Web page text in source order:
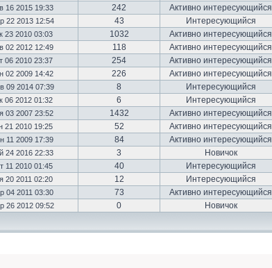
16 2015 19:33 242 Активно интересующийся
22 2013 12:54 43 Интересующийся
23 2010 03:03 1032 Активно интересующийся
02 2012 12:49 118 Активно интересующийся
06 2010 23:37 254 Активно интересующийся
02 2009 14:42 226 Активно интересующийся
09 2014 07:39 8 Интересующийся
06 2012 01:32 6 Интересующийся
03 2007 23:52 1432 Активно интересующийся
21 2010 19:25 52 Активно интересующийся
11 2009 17:39 84 Активно интересующийся
24 2016 22:33 3 Новичок
11 2010 01:45 40 Интересующийся
20 2011 02:20 12 Интересующийся
04 2011 03:30 73 Активно интересующийся
26 2012 09:52 0 Новичок